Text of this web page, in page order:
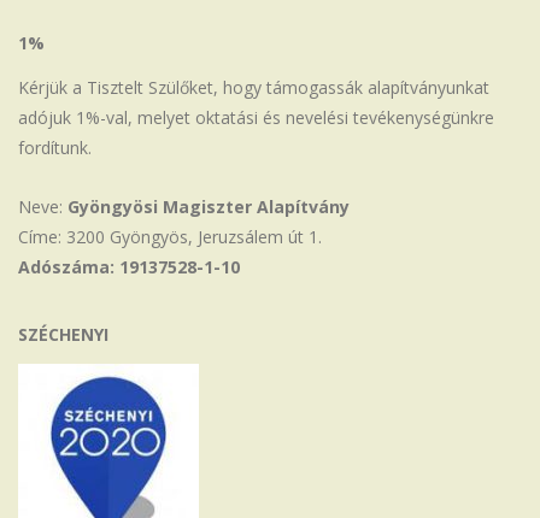
1%
Kérjük a Tisztelt Szülőket, hogy támogassák alapítványunkat
adójuk 1%-val, melyet oktatási és nevelési tevékenységünkre
fordítunk.
Neve: Gyöngyösi Magiszter Alapítvány
Címe: 3200 Gyöngyös, Jeruzsálem út 1.
Adószáma: 19137528-1-10
SZÉCHENYI